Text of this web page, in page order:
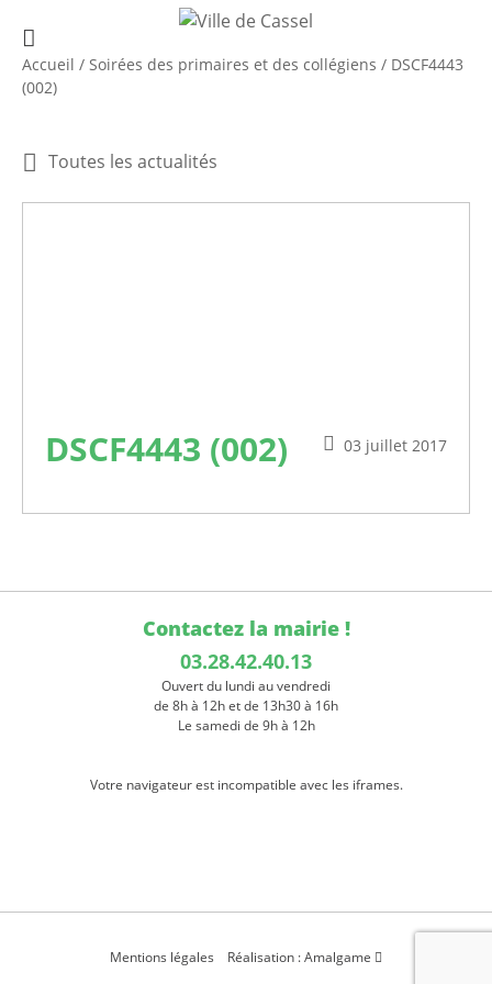
Accueil / Soirées des primaires et des collégiens / DSCF4443
(002)
Toutes les actualités
03 juillet 2017
DSCF4443 (002)
Contactez la mairie !
03.28.42.40.13
Ouvert du lundi au vendredi
de 8h à 12h et de 13h30 à 16h
Le samedi de 9h à 12h
Votre navigateur est incompatible avec les iframes.
Mentions légales Réalisation : Amalgame